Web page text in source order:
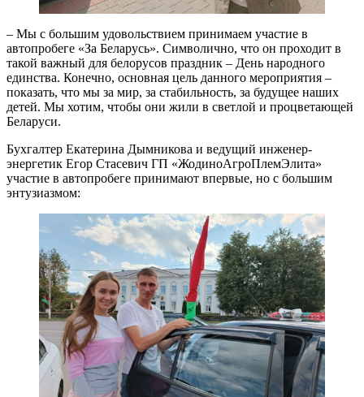
– Мы с большим удовольствием принимаем участие в
автопробеге «За Беларусь». Символично, что он проходит в
такой важный для белорусов праздник – День народного
единства. Конечно, основная цель данного мероприятия –
показать, что мы за мир, за стабильность, за будущее наших
детей. Мы хотим, чтобы они жили в светлой и процветающей
Беларуси.
Бухгалтер Екатерина Дымникова и ведущий инженер-
энергетик Егор Стасевич ГП «ЖодиноАгроПлемЭлита»
участие в автопробеге принимают впервые, но с большим
энтузиазмом: